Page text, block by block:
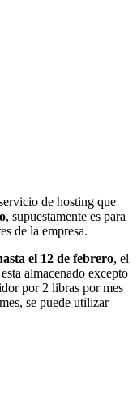
de hosting que
, supuestamente es para
de la empresa.
el 12 de febrero, el
almacenado excepto
por 2 libras por mes
se puede utilizar